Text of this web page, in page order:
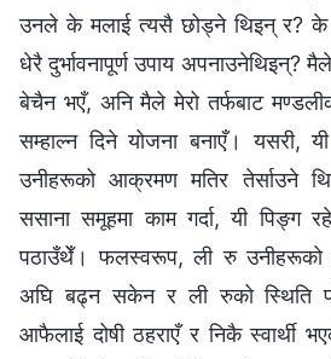
उनले के मलाई त्यसै छोड्ने थिइन् र?
धेरै दुर्भावनापूर्ण उपाय अपनाउनेथिइन्?
बेचैन भएँ, अनि मैले मेरो तर्फबाट
सम्हाल्न दिने योजना बनाएँ। यसरी,
उनीहरूको आक्रमण मतिर तेर्साउने
ससाना समूहमा काम गर्दा, यी पिङ्ग
पठाउँथेँ। फलस्वरूप, ली रु उनीहरूको
अघि बढ्न सकेन र ली रुको स्थिति
आफैलाई दोषी ठहराएँ र निकै स्वार्थी